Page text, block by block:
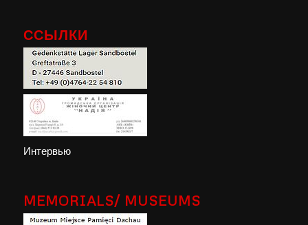
ССЫЛКИ
Интервью
MEMORIALS/ MUSEUMS